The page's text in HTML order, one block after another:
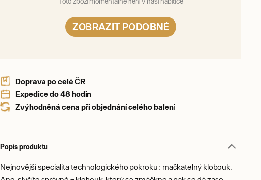
ZOBRAZIT PODOBNÉ
Doprava po celé ČR
Expedice do 48 hodin
Zvýhodněná cena při objednání celého balení
Popis produktu
Nejnovější specialita technologického pokroku: mačkatelný klobouk.